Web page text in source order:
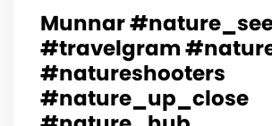
Munnar
#travelgram
#natureshooters
#nature_up_close